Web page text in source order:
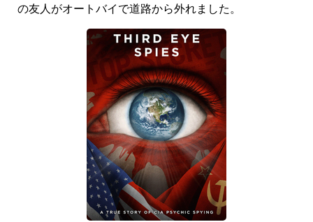
の友人がオートバイで道路から外れました。